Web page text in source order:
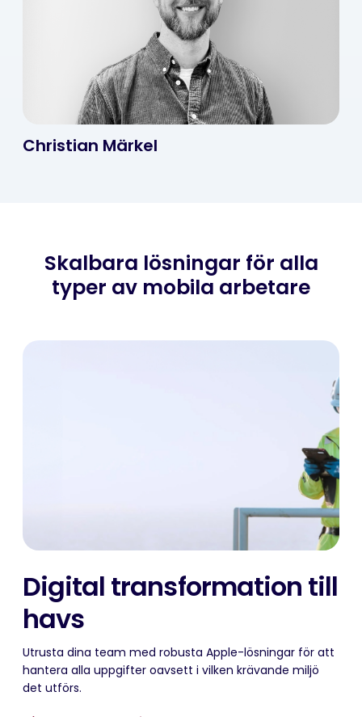
Christian Märkel
Skalbara lösningar för alla
typer av mobila arbetare
Digital transformation till
havs
Utrusta dina team med robusta Apple-lösningar för att
hantera alla uppgifter oavsett i vilken krävande miljö
det utförs.